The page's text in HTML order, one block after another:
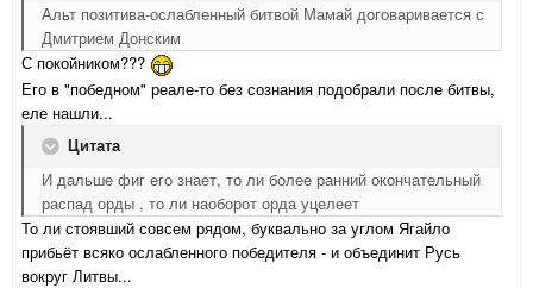
Альт позитива-ослабленный битвой Мамай договаривается с
Дмитрием Донским
С покойником???
Его в "победном" реале-то без сознания подобрали после битвы,
еле нашли...
Цитата
И дальше фиг его знает, то ли более ранний окончательный
распад орды , то ли наоборот орда уцелеет
То ли стоявший совсем рядом, буквально за углом Ягайло
прибьёт всяко ослабленного победителя - и объединит Русь
вокруг Литвы...